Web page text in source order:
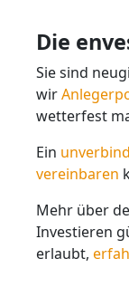
Die
Sie sind
wir
wetterfest
Ein
vereinbaren
Mehr über
Investieren
erlaubt,